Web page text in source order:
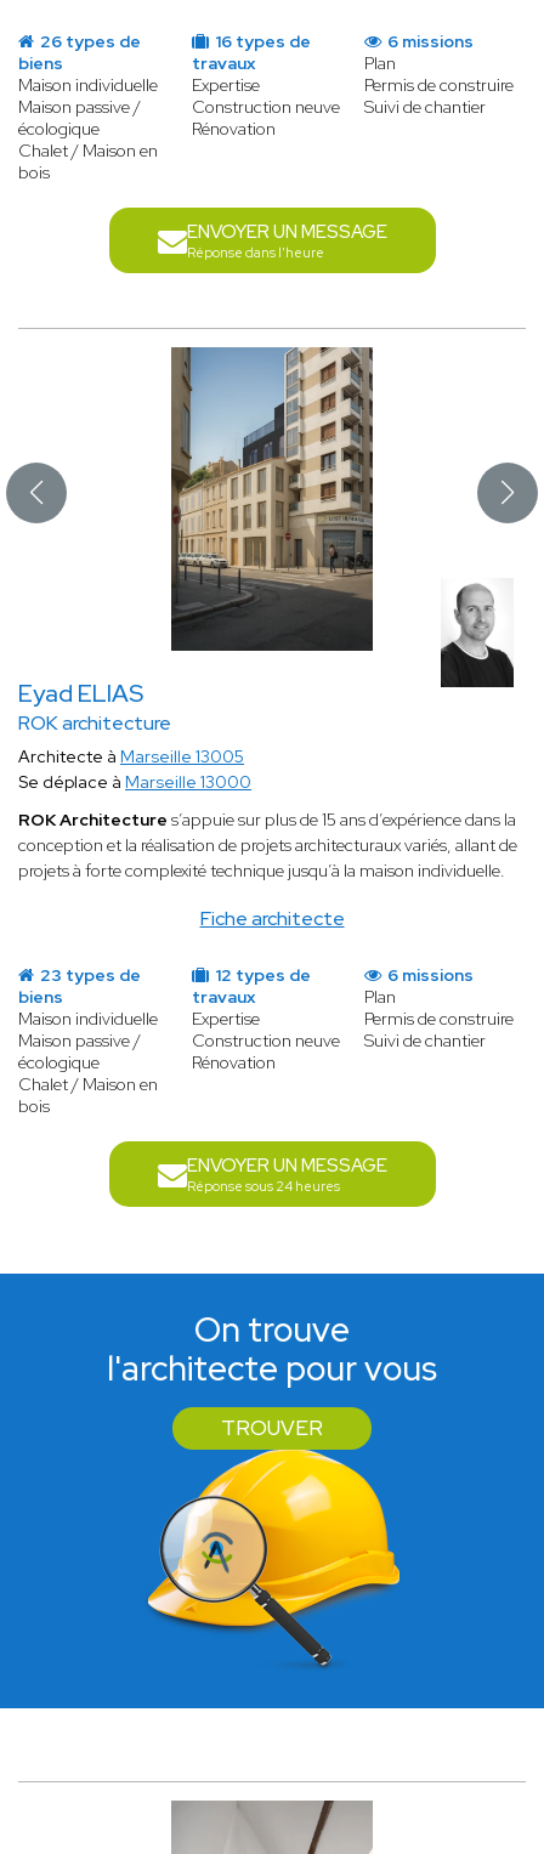
26 types de
biens
Maison individuelle
Maison passive /
écologique
Chalet / Maison en
bois
16 types de
travaux
Expertise
Construction neuve
Rénovation
6 missions
Plan
Permis de construire
Suivi de chantier
ENVOYER UN MESSAGE
Réponse dans l'heure
Eyad ELIAS
ROK architecture
Fiche architecte
Architecte à Marseille 13005
Se déplace à Marseille 13000
ROK Architecture s’appuie sur plus de 15 ans d’expérience dans la
conception et la réalisation de projets architecturaux variés, allant de
projets à forte complexité technique jusqu’à la maison individuelle.
23 types de
biens
Maison individuelle
Maison passive /
écologique
Chalet / Maison en
bois
12 types de
travaux
Expertise
Construction neuve
Rénovation
6 missions
Plan
Permis de construire
Suivi de chantier
ENVOYER UN MESSAGE
Réponse sous 24 heures
On trouve
l'architecte pour vous
TROUVER